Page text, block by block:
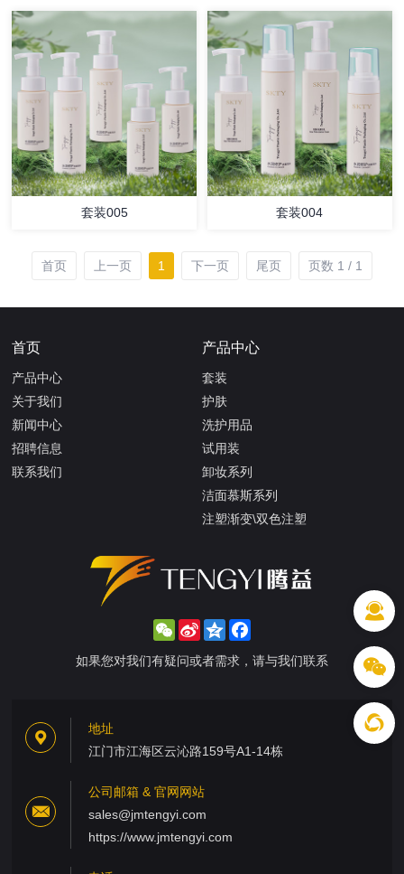
套装005 套装004
首页 上一页 1 下一页 尾页 页数 1 / 1
首页
产品中心
关于我们
新闻中心
招聘信息
联系我们
产品中心
套装
护肤
洗护用品
试用装
卸妆系列
洁面慕斯系列
注塑渐变\双色注塑
WeChat
Sina
Weibo
Qzone
如果您对我们有疑问或者需求，请与我们联系
地址
江门市江海区云沁路159号A1-14栋
公司邮箱 & 官网网站
sales@jmtengyi.com
https://www.jmtengyi.com